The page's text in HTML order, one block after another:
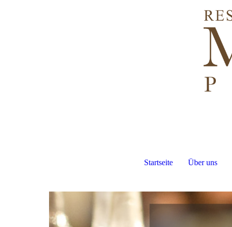
Startseite Über uns